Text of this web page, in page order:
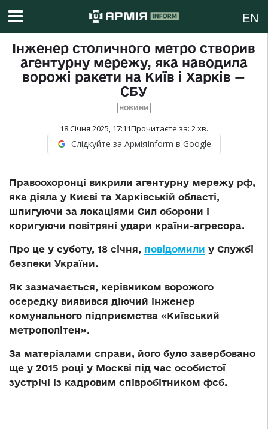
EN
Інженер столичного метро створив
агентурну мережу, яка наводила
ворожі ракети на Київ і Харків —
СБУ
НОВИНИ
18 Січня 2025, 17:11Прочитаєте за: 2хв.
Слідкуйте за АрміяInform в Google
Правоохоронці викрили агентурну мережу рф,
яка діяла у Києві та Харківській області,
шпигуючи за локаціями Сил оборони і
коригуючи повітряні удари країни-агресора.
Про це у суботу, 18 січня, повідомили у Службі
безпеки України.
Як зазначається, керівником ворожого
осередку виявився діючий інженер
комунального підприємства «Київський
метрополітен».
За матеріалами справи, його було завербовано
ще у 2015 році у Москві під час особистої
зустрічі із кадровим співробітником фсб.